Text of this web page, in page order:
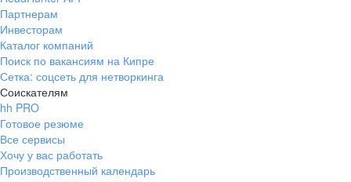
Партнерам
Инвесторам
Каталог компаний
Поиск по вакансиям на Кипре
Сетка: соцсеть для нетворкинга
Соискателям
hh PRO
Готовое резюме
Все сервисы
Хочу у вас работать
Производственный календарь